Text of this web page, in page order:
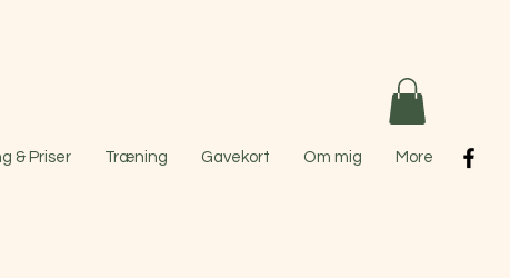
& Priser Træning Gavekort Om mig More